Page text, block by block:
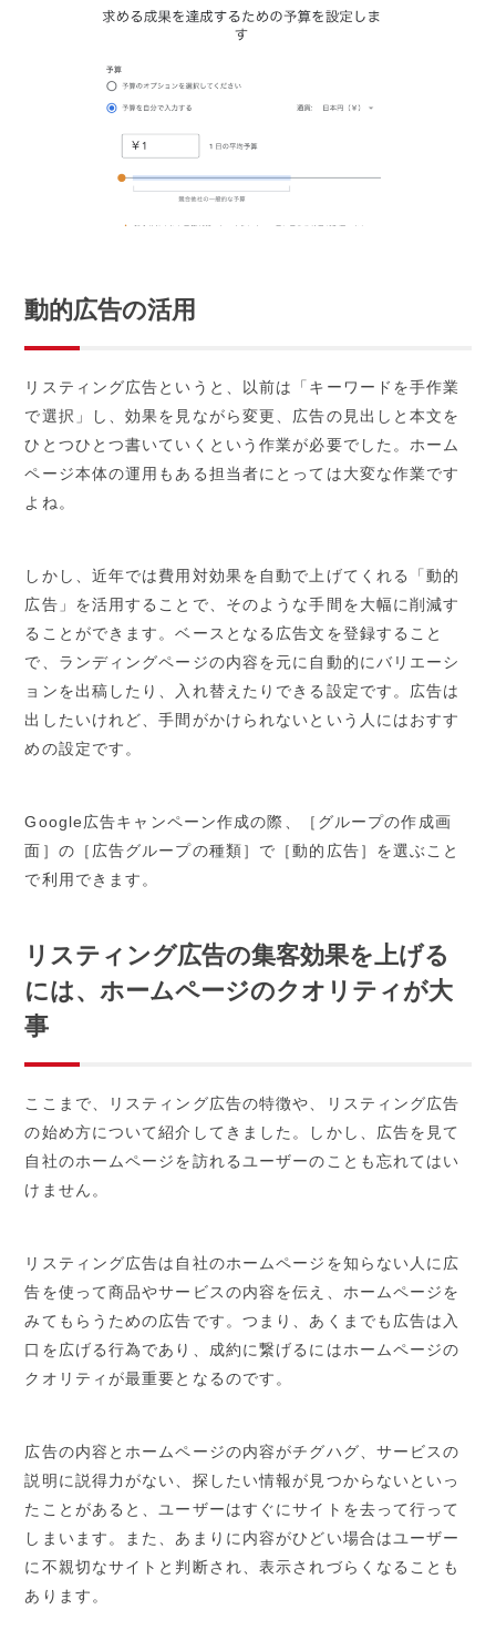
動的広告の活用
リスティング広告というと、以前は「キーワードを手作業
で選択」し、効果を見ながら変更、広告の見出しと本文を
ひとつひとつ書いていくという作業が必要でした。ホーム
ページ本体の運用もある担当者にとっては大変な作業です
よね。
しかし、近年では費用対効果を自動で上げてくれる「動的
広告」を活用することで、そのような手間を大幅に削減す
ることができます。ベースとなる広告文を登録すること
で、ランディングページの内容を元に自動的にバリエーシ
ョンを出稿したり、入れ替えたりできる設定です。広告は
出したいけれど、手間がかけられないという人にはおすす
めの設定です。
Google広告キャンペーン作成の際、［グループの作成画
面］の［広告グループの種類］で［動的広告］を選ぶこと
で利用できます。
リスティング広告の集客効果を上げる
には、ホームページのクオリティが大
事
ここまで、リスティング広告の特徴や、リスティング広告
の始め方について紹介してきました。しかし、広告を見て
自社のホームページを訪れるユーザーのことも忘れてはい
けません。
リスティング広告は自社のホームページを知らない人に広
告を使って商品やサービスの内容を伝え、ホームページを
みてもらうための広告です。つまり、あくまでも広告は入
口を広げる行為であり、成約に繋げるにはホームページの
クオリティが最重要となるのです。
広告の内容とホームページの内容がチグハグ、サービスの
説明に説得力がない、探したい情報が見つからないといっ
たことがあると、ユーザーはすぐにサイトを去って行って
しまいます。また、あまりに内容がひどい場合はユーザー
に不親切なサイトと判断され、表示されづらくなることも
あります。